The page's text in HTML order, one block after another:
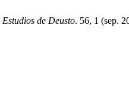
Estudios de Deusto. 56, 1 (sep.